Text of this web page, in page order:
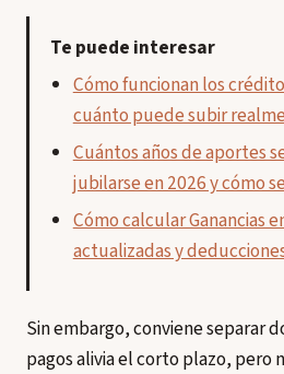
Te puede interesar
Cómo funcionan los
cuánto puede subir
Cuántos años de aportes
jubilarse en 2026 y cómo
Cómo calcular Ganancias
actualizadas y
Sin embargo, conviene separar
pagos alivia el corto plazo, pero